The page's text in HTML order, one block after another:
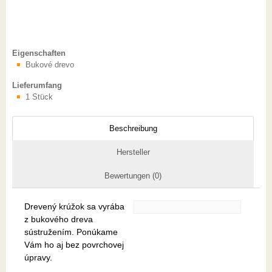
Eigenschaften
Bukové drevo
Lieferumfang
1 Stück
Beschreibung
Hersteller
Bewertungen (0)
Drevený krúžok sa vyrába
z bukového dreva
sústružením. Ponúkame
Vám ho aj bez povrchovej
úpravy.